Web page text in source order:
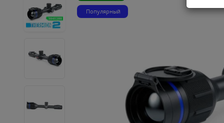
Популярный